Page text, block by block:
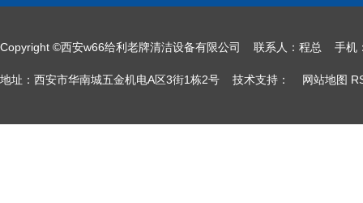
Copyright ©西安w66给利老牌清洁设备有限公司 联系人：程总
地址：西安市华南城五金机电A区3街1栋2号 技术支持： 网站地图